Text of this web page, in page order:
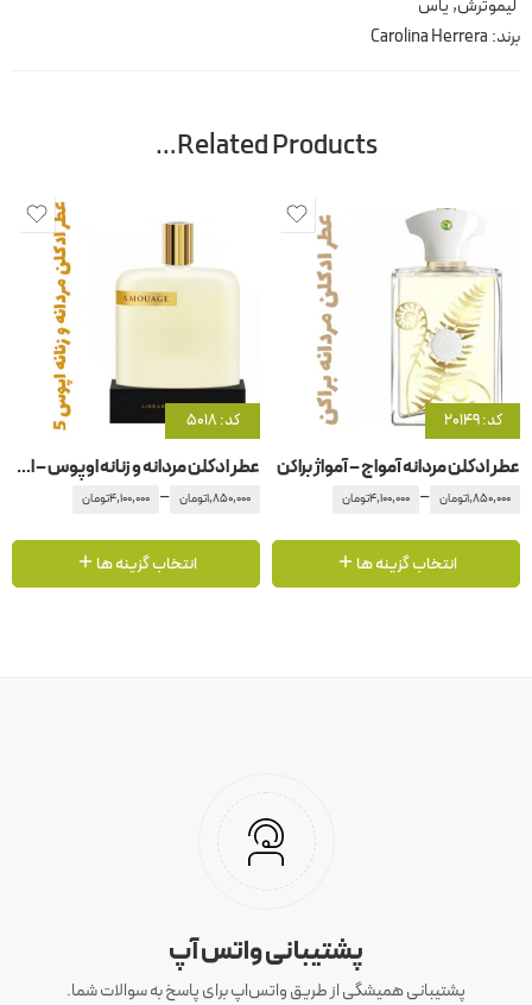
لیموترش, یاس
برند: Carolina Herrera
Related Products…
کد: 20149
عطر ادکلن مردانه آمواج – آمواژ براکن
1,850,000تومان –
4,100,000تومان
انتخاب گزینه ها
کد: 5018
عطر ادکلن مردانه و زنانه اوپوس – اپوس 5 آمواج – آمواژ
1,850,000تومان –
4,100,000تومان
انتخاب گزینه ها
پشتیبانی واتس آپ
پشتیبانی همیشگی از طریق واتس‌اپ برای پاسخ به سوالات شما.